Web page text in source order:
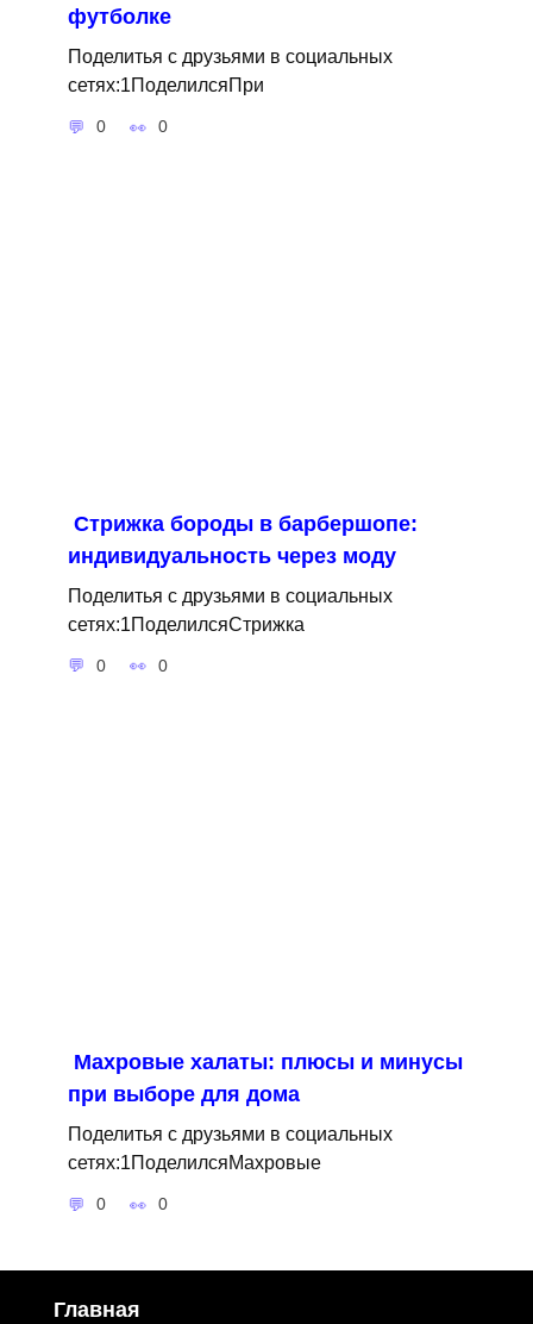
футболке
Поделитья с друзьями в социальных
сетях:1ПоделилсяПри
0 0
Стрижка бороды в барбершопе:
индивидуальность через моду
Поделитья с друзьями в социальных
сетях:1ПоделилсяСтрижка
0 0
Махровые халаты: плюсы и минусы
при выборе для дома
Поделитья с друзьями в социальных
сетях:1ПоделилсяМахровые
0 0
Главная